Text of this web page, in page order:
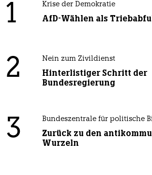
1 Krise der Demokratie
AfD-Wählen als
2 Nein zum Zivildienst
Hinterlistiger Schritt der
Bundesregierung
3 Bundeszentrale für politische
Zurück zu den
Wurzeln